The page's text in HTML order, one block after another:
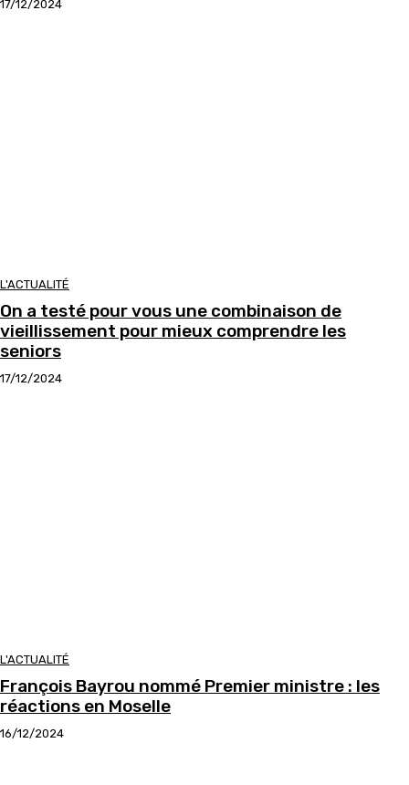
17/12/2024
L'ACTUALITÉ
On a testé pour vous une combinaison de
vieillissement pour mieux comprendre les
seniors
17/12/2024
L'ACTUALITÉ
François Bayrou nommé Premier ministre : les
réactions en Moselle
16/12/2024